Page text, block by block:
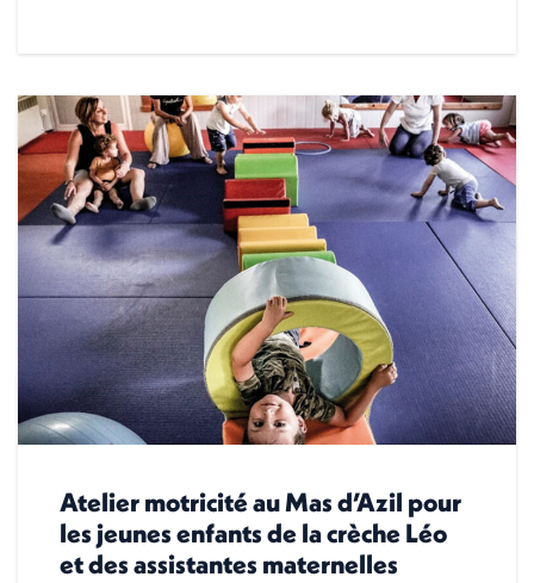
Atelier motricité au Mas d’Azil pour
les jeunes enfants de la crèche Léo
et des assistantes maternelles